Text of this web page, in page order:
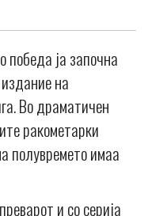
ја започна
на
Во драматичен
ракометарки
полувремето имаа
и со серија